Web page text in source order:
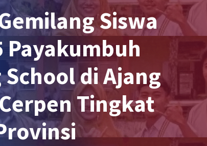
Siswa
Payakumbuh
di Ajang
Tingkat